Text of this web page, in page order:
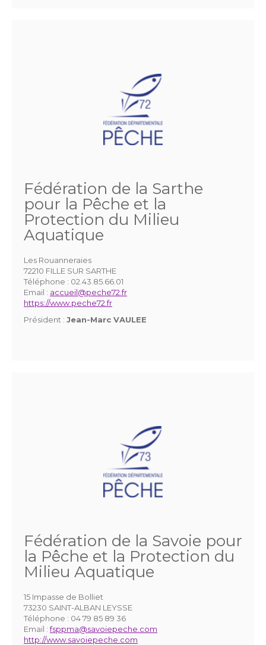
Fédération de la Sarthe
pour la Pêche et la
Protection du Milieu
Aquatique
Les Rouanneraies
72210 FILLE SUR SARTHE
Téléphone : 02.43.85.66.01
Email : accueil@peche72.fr
https://www.peche72.fr
Président : Jean-Marc VAULEE
Fédération de la Savoie pour
la Pêche et la Protection du
Milieu Aquatique
15 Impasse de Bolliet
73230 SAINT-ALBAN LEYSSE
Téléphone : 04 79 85 89 36
Email :fsppma@savoiepeche.com
http://www.savoiepeche.com